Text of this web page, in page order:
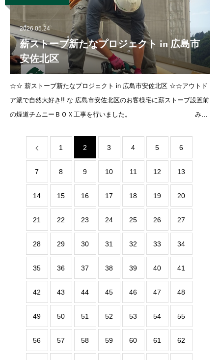
2026.05.24
薪ストーブ新たなプロジェクト in 広島市
安佐北区
☆☆ 薪ストーブ新たなプロジェクト in 広島市安佐北区 ☆☆アウトド
ア派で自然大好き!! な 広島市安佐北区のお客様宅に薪ストーブ設置前
の煙道チムニーＢＯＸ工事を行いました。 みな
1 2 3 4 5 6
7 8 9 10 11 12 13
14 15 16 17 18 19 20
21 22 23 24 25 26 27
28 29 30 31 32 33 34
35 36 37 38 39 40 41
42 43 44 45 46 47 48
49 50 51 52 53 54 55
56 57 58 59 60 61 62